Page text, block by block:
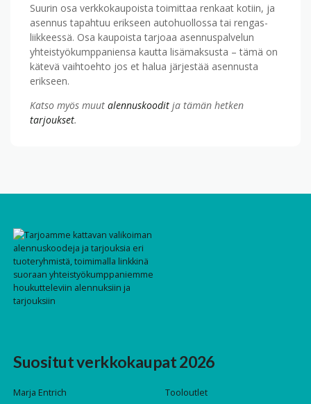
Suurin osa verkkokaupoista toimittaa renkaat kotiin, ja
asennus tapahtuu erikseen auto­huollossa tai rengas­
liikkeessä. Osa kaupoista tarjoaa asennus­palvelun
yhteistyö­kumppaniensa kautta lisä­maksusta – tämä on
kätevä vaihtoehto jos et halua järjestää asennusta
erikseen.
Katso myös muut alennuskoodit ja tämän hetken
tarjoukset.
Suositut verkkokaupat 2026
Marja Entrich Tooloutlet